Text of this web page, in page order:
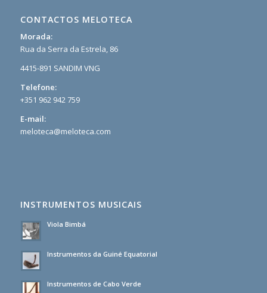
CONTACTOS MELOTECA
Morada:
Rua da Serra da Estrela, 86
4415-891 SANDIM VNG
Telefone:
+351 962 942 759
E-mail:
meloteca@meloteca.com
INSTRUMENTOS MUSICAIS
Viola Bimbá
Instrumentos da Guiné Equatorial
Instrumentos de Cabo Verde